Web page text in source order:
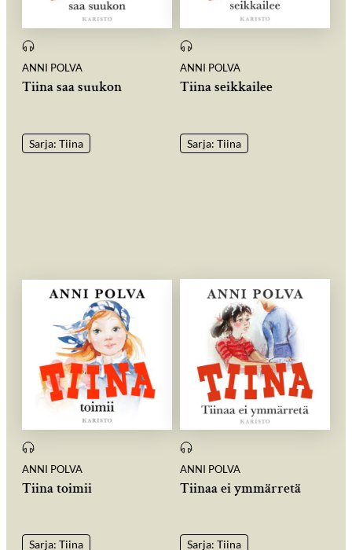
ANNI POLVA
Tiina saa suukon
Sarja: Tiina
ANNI POLVA
Tiina seikkailee
Sarja: Tiina
ANNI POLVA
Tiina toimii
Sarja: Tiina
ANNI POLVA
Tiinaa ei ymmärretä
Sarja: Tiina